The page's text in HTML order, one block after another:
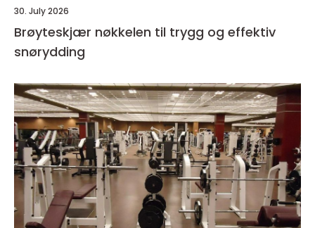
30. July 2026
Brøyteskjær nøkkelen til trygg og effektiv
snørydding